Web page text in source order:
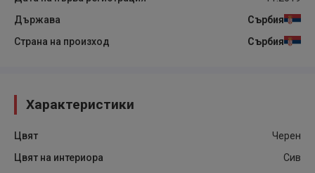
Държава
Сърбия
Страна на произход
Сърбия
Характеристики
Цвят
Черен
Цвят на интериора
Сив